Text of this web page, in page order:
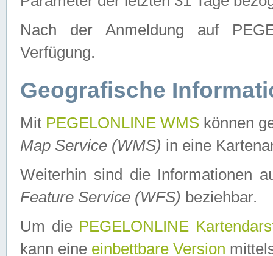
Nach der Anmeldung auf
Verfügung.
Geografische
Mit PEGELONLINE WMS können
Map Service (WMS) in eine
Weiterhin sind die Informationen
Feature Service (WFS) beziehbar.
Um die PEGELONLINE
kann eine einbettbare Version